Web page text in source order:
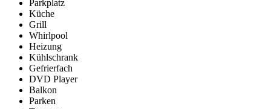
Parkplatz
Küche
Grill
Whirlpool
Heizung
Kühlschrank
Gefrierfach
DVD Player
Balkon
Parken